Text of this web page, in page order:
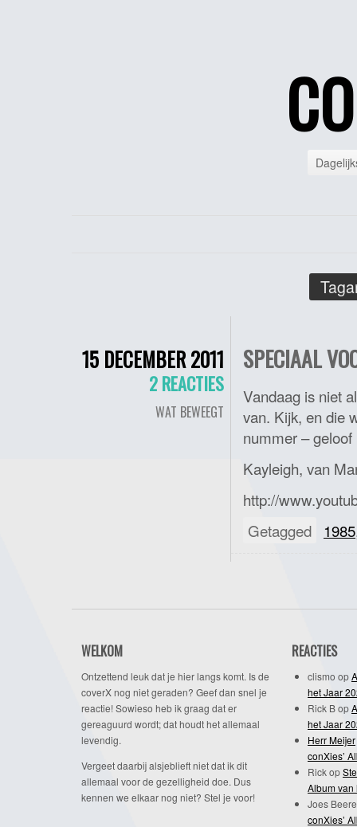
15 DECEMBER 2011
2 REACTIES
WAT BEWEEGT
SPECIAAL
Vandaag is niet
van. Kijk, en die
nummer –
Kayleigh, van
http://
Getagged
1985
WELKOM
Ontzettend leuk dat je hier langs komt. Is de
coverX nog niet geraden? Geef dan snel je
reactie! Sowieso heb ik graag dat er
gereaguurd wordt; dat houdt het allemaal
levendig.
Vergeet daarbij alsjeblieft niet dat ik dit
allemaal voor de gezelligheid doe. Dus
kennen we elkaar nog niet? Stel je voor!
REACTIES
clismo op
het Jaar
Rick Bop
het Jaar
Herr Meijer
conXies’
Rickop
Album van
Joes
conXies’